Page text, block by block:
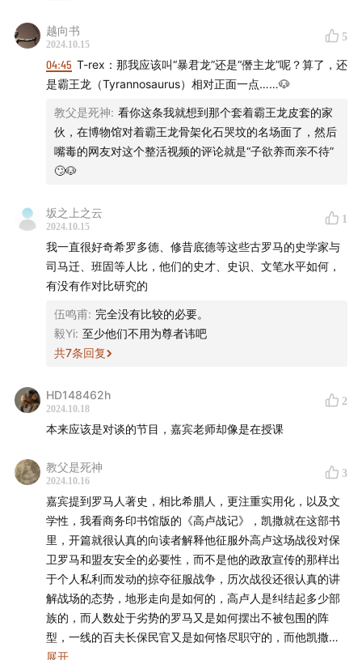
越向书
2024.10.15
5
04:45 T-rex：那我应该叫“暴君龙”还是“僭主龙”呢？算了，还
是霸王龙（Tyrannosaurus）相对正面一点……🐶
教父是死神: 看你这条我就想到那个套着霸王龙皮套的家
伙，在博物馆对着霸王龙骨架化石哭坟的名场面了，然后
嘴毒的网友对这个整活视频的评论就是“子欲养而亲不待”
🙄🐶
坂之上之云
2024.10.15
1
我一直很好奇希罗多德、修昔底德等这些古罗马的史学家与
司马迁、班固等人比，他们的史才、史识、文笔水平如何，
有没有作对比研究的
伍鸣甫: 完全没有比较的必要。
毅Yi: 至少他们不用为尊者讳吧
共7条回复
HD148462h
2024.10.18
2
本来应该是对谈的节目，嘉宾老师却像是在授课
教父是死神
2024.10.16
3
嘉宾提到罗马人著史，相比希腊人，更注重实用化，以及文
学性，我看商务印书馆版的《高卢战记》，凯撒就在这部书
里，开篇就很认真的向读者解释他征服外高卢这场战役对保
卫罗马和盟友安全的必要性，而不是他的政敌宣传的那样出
于个人私利而发动的掠夺征服战争，历次战役还很认真的讲
解战场的态势，地形走向是如何的，高卢人是纠结起多少部
族的，而人数处于劣势的罗马又是如何摆出不被包围的阵
型，一线的百夫长保民官又是如何恪尽职守的，而他凯撒是
如何在这次战役中恰到好处发挥了自己的指挥才干的，详细
展开